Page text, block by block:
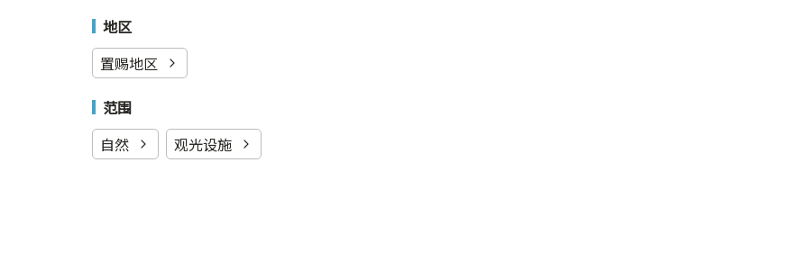
地区
置赐地区
范围
自然
观光设施